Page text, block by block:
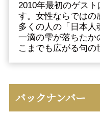
2010年最初のゲス
す。女性ならではの
多くの人の「日本人
一滴の雫が落ちたか
こまでも広がる句の
バックナンバー